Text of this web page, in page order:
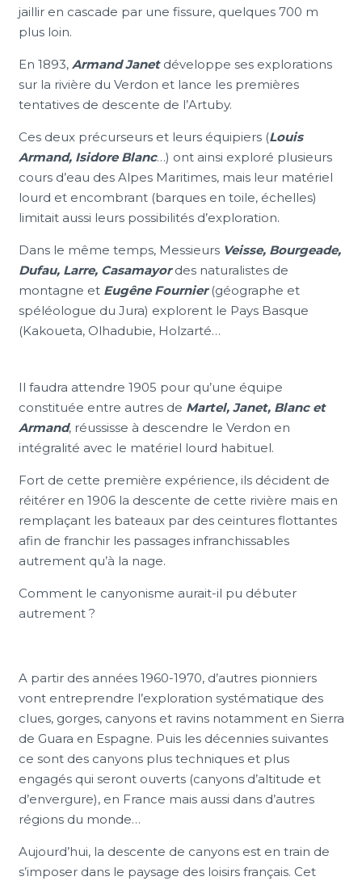
jaillir en cascade par une fissure, quelques 700 m
plus loin.
En 1893, Armand Janetdéveloppe ses explorations
sur la rivière du Verdon et lance les premières
tentatives de descente de l’Artuby.
Ces deux précurseurs et leurs équipiers (Louis
Armand, Isidore Blanc…) ont ainsi exploré plusieurs
cours d’eau des Alpes Maritimes, mais leur matériel
lourd et encombrant (barques en toile, échelles)
limitait aussi leurs possibilités d’exploration.
Dans le même temps, Messieurs Veisse, Bourgeade,
Dufau, Larre, Casamayordes naturalistes de
montagne et Eugêne Fournier(géographe et
spéléologue du Jura) explorent le Pays Basque
(Kakoueta, Olhadubie, Holzarté…
Il faudra attendre 1905 pour qu’une équipe
constituée entre autres de Martel, Janet, Blanc et
Armand, réussisse à descendre le Verdon en
intégralité avec le matériel lourd habituel.
Fort de cette première expérience, ils décident de
réitérer en 1906 la descente de cette rivière mais en
remplaçant les bateaux par des ceintures flottantes
afin de franchir les passages infranchissables
autrement qu’à la nage.
Comment le canyonisme aurait-il pu débuter
autrement ?
A partir des années 1960-1970, d’autres pionniers
vont entreprendre l’exploration systématique des
clues, gorges, canyons et ravins notamment en Sierra
de Guara en Espagne. Puis les décennies suivantes
ce sont des canyons plus techniques et plus
engagés qui seront ouverts (canyons d’altitude et
d’envergure), en France mais aussi dans d’autres
régions du monde…
Aujourd’hui, la descente de canyons est en train de
s’imposer dans le paysage des loisirs français. Cet